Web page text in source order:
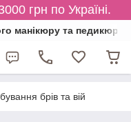
грн по Україні.
манікюру та педикюру
брів та вій